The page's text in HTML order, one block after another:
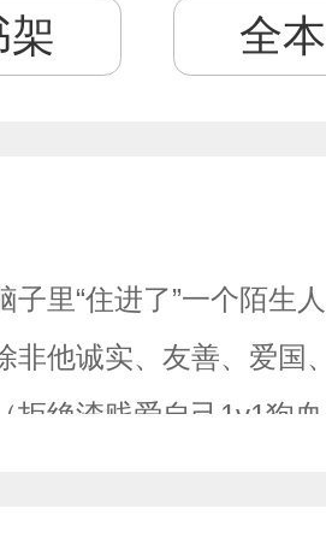
架 全
子里“住进了”一个陌生
非他诚实、友善、爱国
绝渣贱爱自己1v1狗血